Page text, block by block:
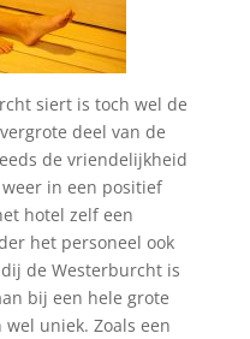
siert is toch wel de
deel van de
de vriendelijkheid
in een positief
hotel zelf een
het personeel ook
de Westerburcht is
bij een hele grote
uniek. Zoals een